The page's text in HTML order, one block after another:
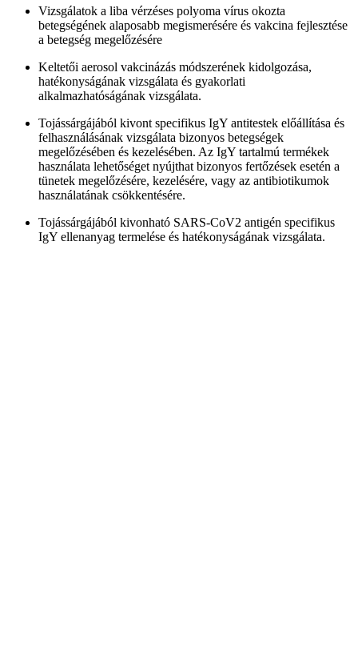
Vizsgálatok a liba vérzéses polyoma vírus okozta
betegségének alaposabb megismerésére és vakcina fejlesztése
a betegség megelőzésére
Keltetői aerosol vakcinázás módszerének kidolgozása,
hatékonyságának vizsgálata és gyakorlati
alkalmazhatóságának vizsgálata.
Tojássárgájából kivont specifikus IgY antitestek előállítása és
felhasználásának vizsgálata bizonyos betegségek
megelőzésében és kezelésében. Az IgY tartalmú termékek
használata lehetőséget nyújthat bizonyos fertőzések esetén a
tünetek megelőzésére, kezelésére, vagy az antibiotikumok
használatának csökkentésére.
Tojássárgájából kivonható SARS-CoV2 antigén specifikus
IgY ellenanyag termelése és hatékonyságának vizsgálata.